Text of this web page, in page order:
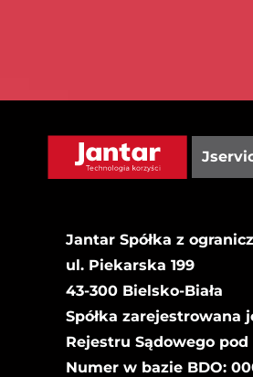
Jantar Spółka z
ul. Piekarska 199
43-300 Bielsko-Biała
Spółka zarejestrowana
Rejestru Sądowego pod
Numer w bazie BDO: